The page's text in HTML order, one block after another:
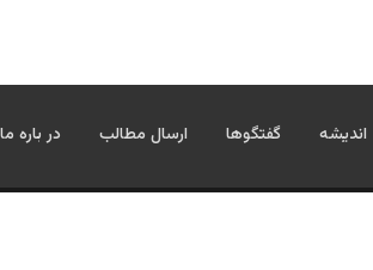
اندیشه گفتگوها ارسال مطالب در باره ما